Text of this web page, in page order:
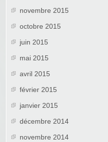
novembre 2015
octobre 2015
juin 2015
mai 2015
avril 2015
février 2015
janvier 2015
décembre 2014
novembre 2014